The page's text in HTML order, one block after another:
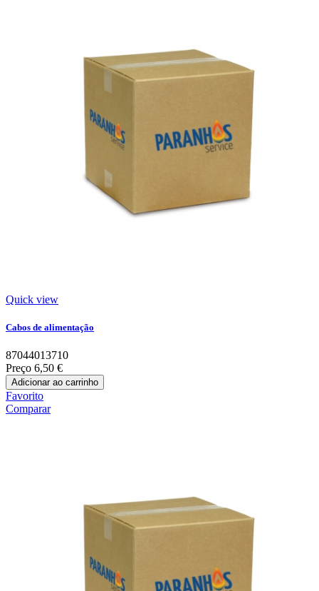
Quick view
Cabos de alimentação
87044013710
Preço 6,50 €
Adicionar ao carrinho
Favorito
Comparar